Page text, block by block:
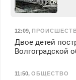
12:09,
Двое детей
Волгоградской
11:50, ОБЩЕСТВО